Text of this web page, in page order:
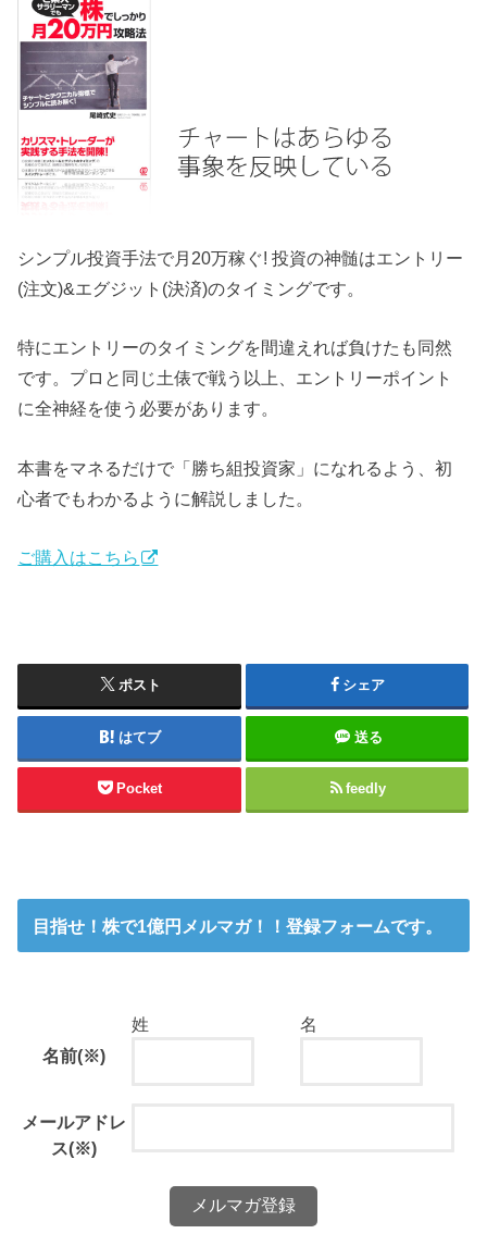
シンプル投資手法で月20万稼ぐ! 投資の神髄はエントリー
(注文)&エグジット(決済)のタイミングです。
特にエントリーのタイミングを間違えれば負けたも同然
です。プロと同じ土俵で戦う以上、エントリーポイント
に全神経を使う必要があります。
本書をマネるだけで「勝ち組投資家」になれるよう、初
心者でもわかるように解説しました。
ご購入はこちら
ポスト シェア
はてブ 送る
Pocket feedly
目指せ！株で1億円メルマガ！！登録フォームです。
名前(※)
姓 名
メールアドレ
ス(※)